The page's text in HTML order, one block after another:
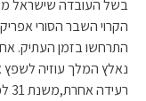
בשל העובדה שישראל
הקרוי השבר הסורי
התרחשו בזמן העתיק.
נאלץ המלך עוזיה